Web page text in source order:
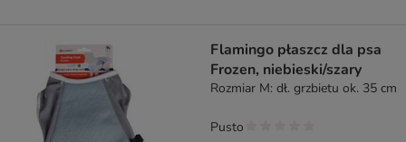
Flamingo płaszcz dla psa
Frozen, niebieski/szary
Rozmiar M: dł. grzbietu ok. 35 cm
Pusto